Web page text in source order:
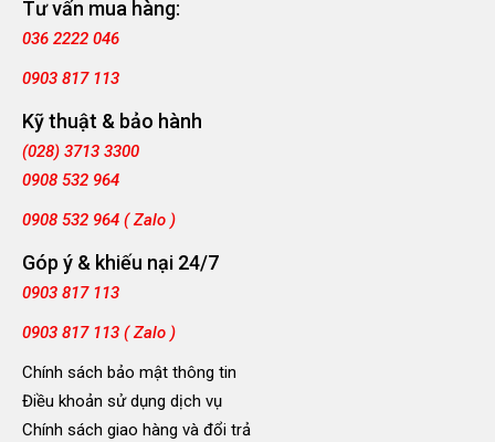
Tư vấn mua hàng:
036 2222 046
0903 817 113
Kỹ thuật & bảo hành
(028) 3713 3300
0908 532 964
0908 532 964 ( Zalo )
Góp ý & khiếu nại 24/7
0903 817 113
0903 817 113 ( Zalo )
Chính sách bảo mật thông tin
Điều khoản sử dụng dịch vụ
Chính sách giao hàng và đổi trả